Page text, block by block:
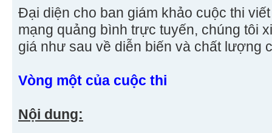
Đại diện cho ban giám khảo cuộc thi
mạng quảng bình trực tuyến, chúng tôi
giá như sau về diễn biến và chất lượng
Vòng một của cuộc thi
Nội dung: